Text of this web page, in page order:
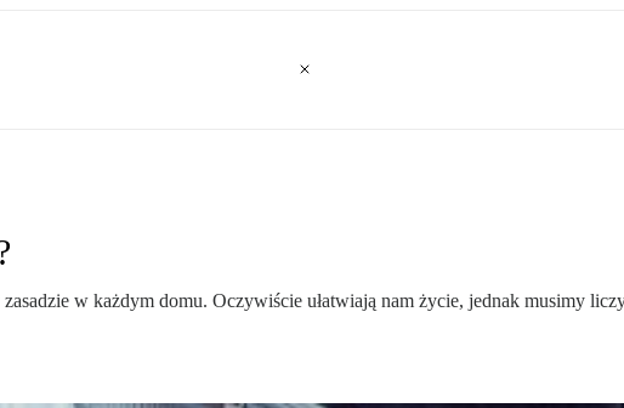
w każdym domu. Oczywiście ułatwiają nam życie, jednak musimy